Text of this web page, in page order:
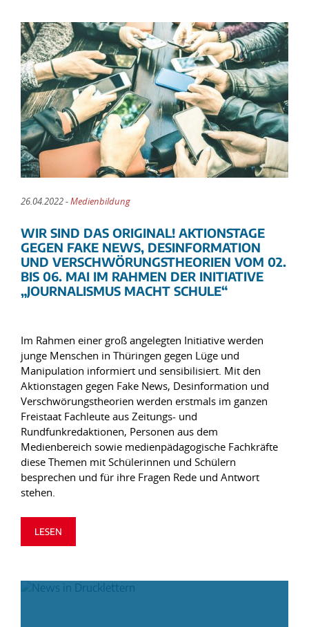
26.04.2022 -Medienbildung
WIR SIND DAS ORIGINAL! AKTIONSTAGE
GEGEN FAKE NEWS, DESINFORMATION
UND VERSCHWÖRUNGSTHEORIEN VOM 02.
BIS 06. MAI IM RAHMEN DER INITIATIVE
„JOURNALISMUS MACHT SCHULE“
Im Rahmen einer groß angelegten Initiative werden
junge Menschen in Thüringen gegen Lüge und
Manipulation informiert und sensibilisiert. Mit den
Aktionstagen gegen Fake News, Desinformation und
Verschwörungstheorien werden erstmals im ganzen
Freistaat Fachleute aus Zeitungs- und
Rundfunkredaktionen, Personen aus dem
Medienbereich sowie medienpädagogische Fachkräfte
diese Themen mit Schülerinnen und Schülern
besprechen und für ihre Fragen Rede und Antwort
stehen.
LESEN